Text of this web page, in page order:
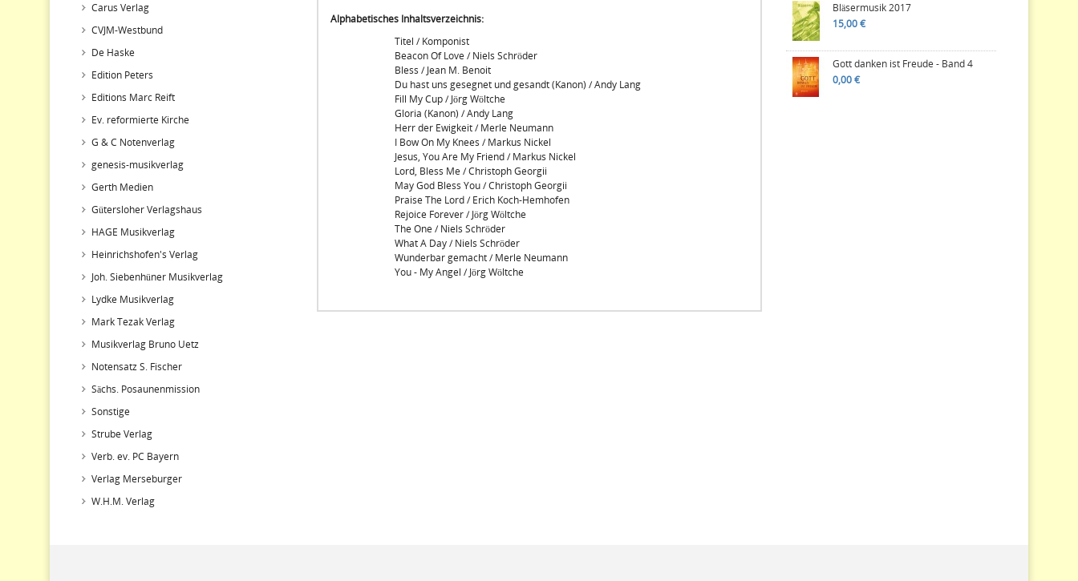
Carus Verlag
CVJM-Westbund
De Haske
Edition Peters
Editions Marc Reift
Ev. reformierte Kirche
G & C Notenverlag
genesis-musikverlag
Gerth Medien
Gütersloher Verlagshaus
HAGE Musikverlag
Heinrichshofen's Verlag
Joh. Siebenhüner Musikverlag
Lydke Musikverlag
Mark Tezak Verlag
Musikverlag Bruno Uetz
Notensatz S. Fischer
Sächs. Posaunenmission
Sonstige
Strube Verlag
Verb. ev. PC Bayern
Verlag Merseburger
W.H.M. Verlag
Alphabetisches Inhaltsverzeichnis:
Titel / Komponist
Beacon Of Love / Niels Schröder
Bless / Jean M. Benoit
Du hast uns gesegnet und gesandt (Kanon) / Andy Lang
Fill My Cup / Jörg Wöltche
Gloria (Kanon) / Andy Lang
Herr der Ewigkeit / Merle Neumann
I Bow On My Knees / Markus Nickel
Jesus, You Are My Friend / Markus Nickel
Lord, Bless Me / Christoph Georgii
May God Bless You / Christoph Georgii
Praise The Lord / Erich Koch-Hemhofen
Rejoice Forever / Jörg Wöltche
The One / Niels Schröder
What A Day / Niels Schröder
Wunderbar gemacht / Merle Neumann
You - My Angel / Jörg Wöltche
Bläsermusik 2017
15,00 €
Gott danken ist Freude - Band 4
0,00 €